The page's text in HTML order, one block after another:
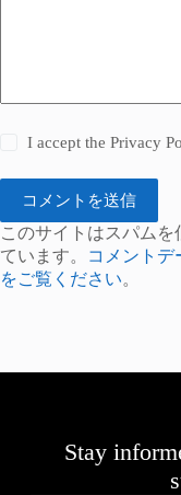
I accept thePrivacy
コメントを送信
このサイトはスパムを
ています。
コメントデ
をご覧ください。
Stay